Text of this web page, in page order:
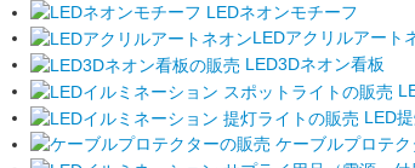
LEDネオンモチーフ
LEDアクリルアート
LED3Dネオン看板
LED
ケーブルプロテク